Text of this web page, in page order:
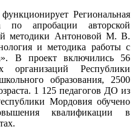
Региональная
по апробации авторской
методики Антоновой М. В.
и методика работы с
В проект включились 56
организаций Республики
образования, 2500
1 125 педагогов ДО из
Мордовия обучено
квалификации в